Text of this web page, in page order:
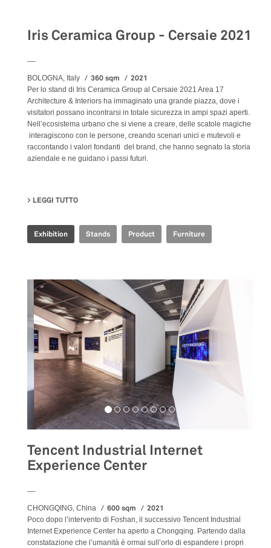
Iris Ceramica Group - Cersaie 2021
BOLOGNA, Italy 360 sqm 2021
Per lo stand di Iris Ceramica Group al Cersaie 2021 Area 17
Architecture & Interiors ha immaginato una grande piazza, dove i
visitatori possano incontrarsi in totale sicurezza in ampi spazi aperti.
Nell’ecosistema urbano che si viene a creare, delle scatole magiche
interagiscono con le persone, creando scenari unici e mutevoli e
raccontando i valori fondanti del brand, che hanno segnato la storia
aziendale e ne guidano i passi futuri.
LEGGI TUTTO
Exhibition Stands Product Furniture
Tencent Industrial Internet
Experience Center
CHONGQING, China 600 sqm 2021
Poco dopo l’intervento di Foshan, il successivo Tencent Industrial
Internet Experience Center ha aperto a Chongqing. Partendo dalla
constatazione che l’umanità è ormai sull’orlo di espandere i propri